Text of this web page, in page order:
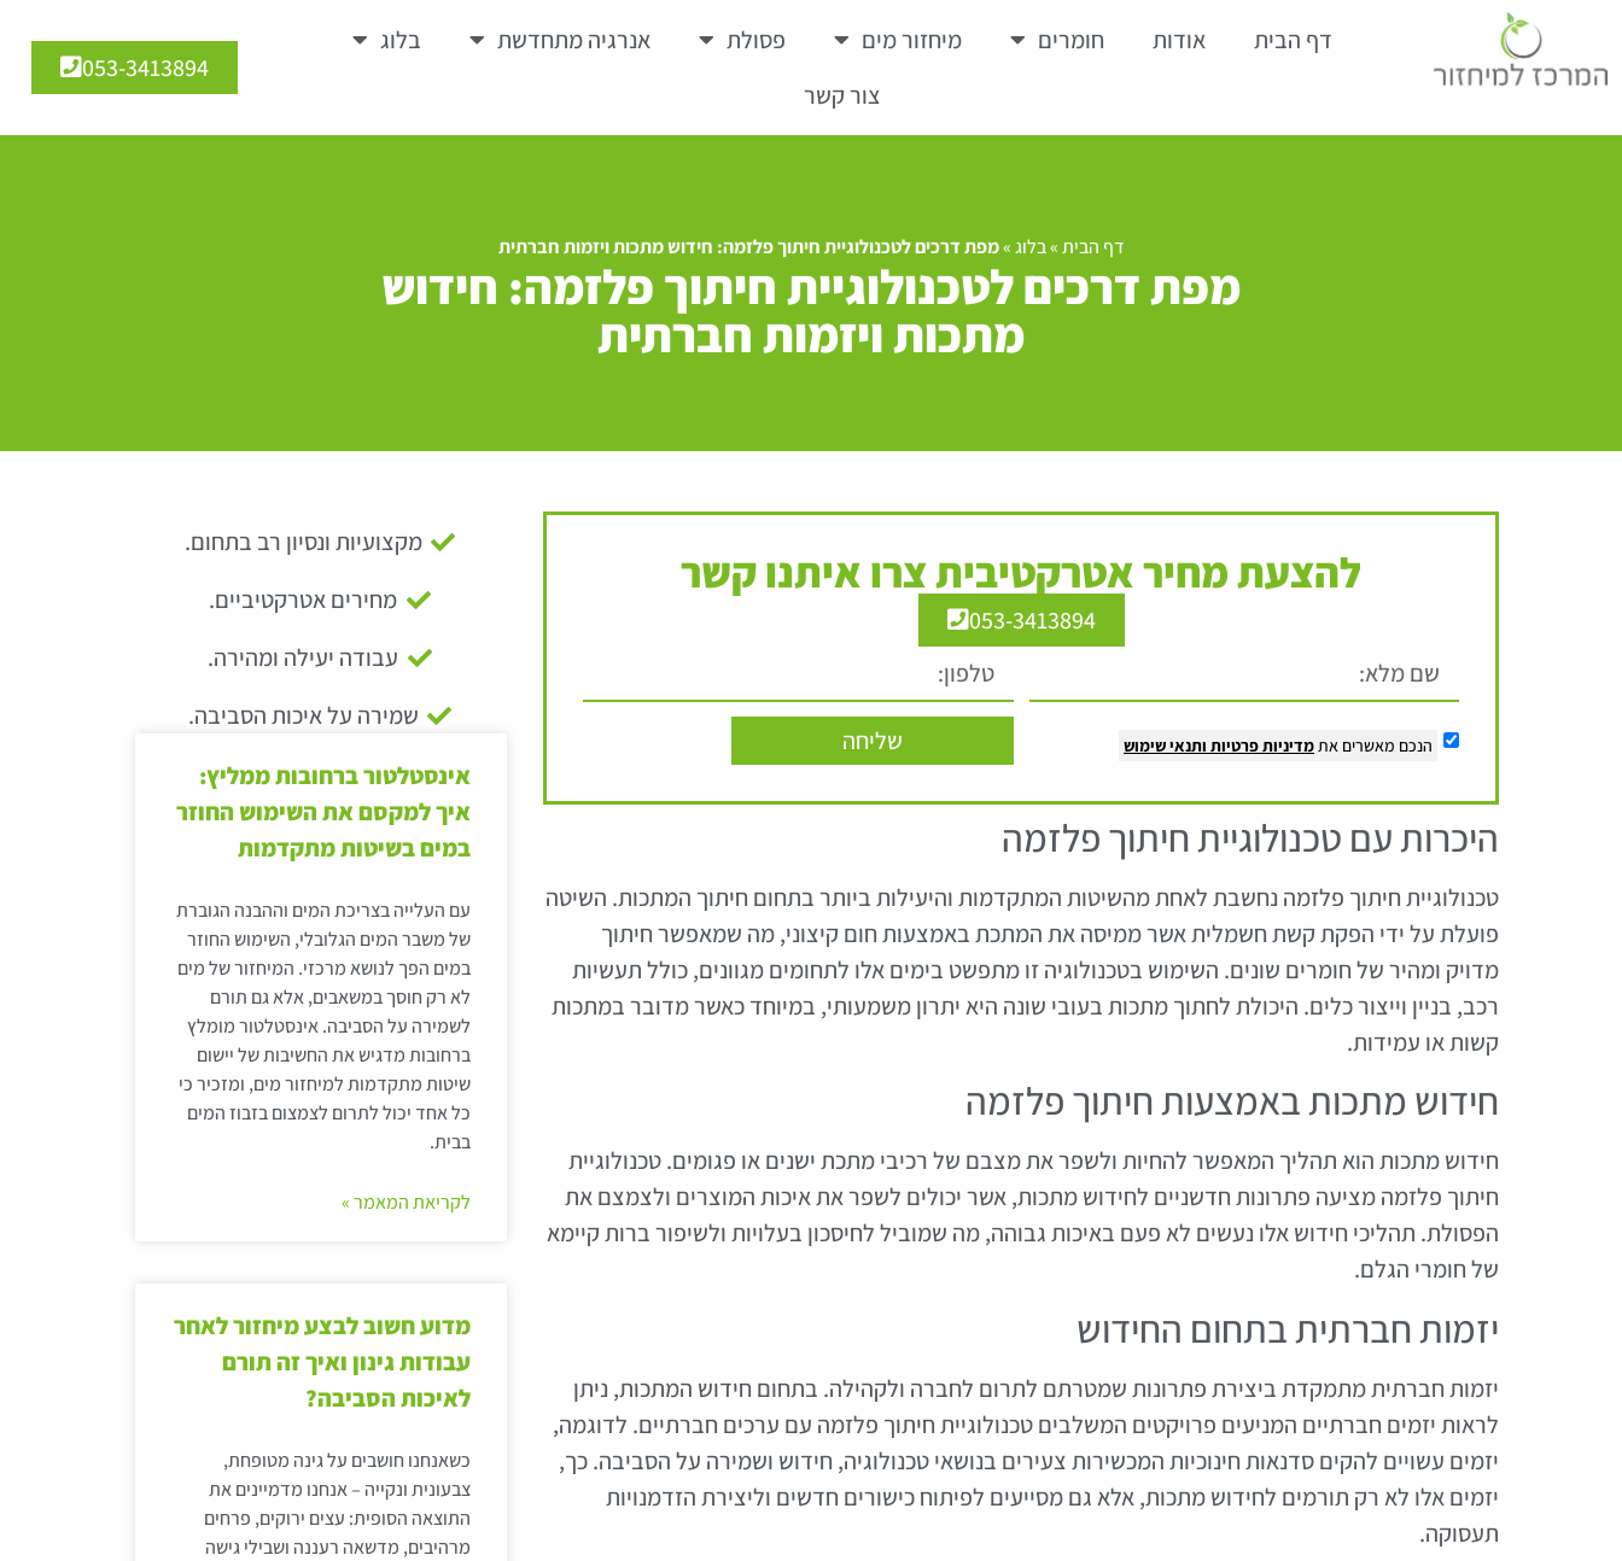
דף הבית אודות חומרים מיחזור מים פסולת אנרגיה מתחדשת
בלוג
צור קשר
053-3413894
דף הבית»בלוג»מפת דרכים לטכנולוגיית חיתוך פלזמה: חידוש מתכות ויזמות חברתית
מפת דרכים לטכנולוגיית חיתוך פלזמה: חידוש
מתכות ויזמות חברתית
להצעת מחיר אטרקטיבית צרו איתנו קשר
053-3413894
הנכם מאשרים אתמדיניות פרטיות ותנאי שימוש שליחה
היכרות עם טכנולוגיית חיתוך פלזמה
טכנולוגיית חיתוך פלזמה נחשבת לאחת מהשיטות המתקדמות והיעילות ביותר בתחום חיתוך המתכות. השיטה
פועלת על ידי הפקת קשת חשמלית אשר ממיסה את המתכת באמצעות חום קיצוני, מה שמאפשר חיתוך
מדויק ומהיר של חומרים שונים. השימוש בטכנולוגיה זו מתפשט בימים אלו לתחומים מגוונים, כולל תעשיות
רכב, בניין וייצור כלים. היכולת לחתוך מתכות בעובי שונה היא יתרון משמעותי, במיוחד כאשר מדובר במתכות
קשות או עמידות.
חידוש מתכות באמצעות חיתוך פלזמה
חידוש מתכות הוא תהליך המאפשר להחיות ולשפר את מצבם של רכיבי מתכת ישנים או פגומים. טכנולוגיית
חיתוך פלזמה מציעה פתרונות חדשניים לחידוש מתכות, אשר יכולים לשפר את איכות המוצרים ולצמצם את
הפסולת. תהליכי חידוש אלו נעשים לא פעם באיכות גבוהה, מה שמוביל לחיסכון בעלויות ולשיפור ברות קיימא
של חומרי הגלם.
יזמות חברתית בתחום החידוש
יזמות חברתית מתמקדת ביצירת פתרונות שמטרתם לתרום לחברה ולקהילה. בתחום חידוש המתכות, ניתן
לראות יזמים חברתיים המניעים פרויקטים המשלבים טכנולוגיית חיתוך פלזמה עם ערכים חברתיים. לדוגמה,
יזמים עשויים להקים סדנאות חינוכיות המכשירות צעירים בנושאי טכנולוגיה, חידוש ושמירה על הסביבה. כך,
יזמים אלו לא רק תורמים לחידוש מתכות, אלא גם מסייעים לפיתוח כישורים חדשים וליצירת הזדמנויות
תעסוקה.
מקצועיות ונסיון רב בתחום.
מחירים אטרקטיביים.
עבודה יעילה ומהירה.
שמירה על איכות הסביבה.
אינסטלטור ברחובות ממליץ:
איך למקסם את השימוש החוזר
במים בשיטות מתקדמות
עם העלייה בצריכת המים וההבנה הגוברת
של משבר המים הגלובלי, השימוש החוזר
במים הפך לנושא מרכזי. המיחזור של מים
לא רק חוסך במשאבים, אלא גם תורם
לשמירה על הסביבה. אינסטלטור מומלץ
ברחובות מדגיש את החשיבות של יישום
שיטות מתקדמות למיחזור מים, ומזכיר כי
כל אחד יכול לתרום לצמצום בזבוז המים
בבית.
לקריאת המאמר »
מדוע חשוב לבצע מיחזור לאחר
עבודות גינון ואיך זה תורם
לאיכות הסביבה?
כשאנחנו חושבים על גינה מטופחת,
צבעונית ונקייה – אנחנו מדמיינים את
התוצאה הסופית: עצים ירוקים, פרחים
מרהיבים, מדשאה רעננה ושבילי גישה